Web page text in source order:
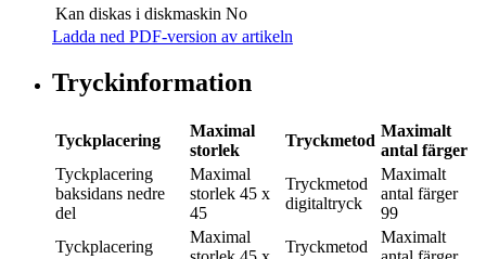
Kan diskas i diskmaskin No
Ladda ned PDF-version av artikeln
Tryckinformation
Tyckplacering
Maximal
storlek
Tryckmetod
Maximalt
antal färger
Tyckplacering
baksidans nedre
del
Maximal
storlek 45 x
45
Tryckmetod
digitaltryck
Maximalt
antal färger
99
Tyckplacering
Maximal
Tryckmetod
Maximalt